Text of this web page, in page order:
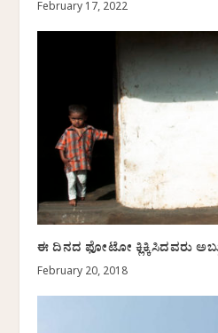
February 17, 2022
ಈ ದಿನದ ಫೋಟೋ ಕ್ಲಿಕ್ಕಿಸಿದವರು
February 20, 2018